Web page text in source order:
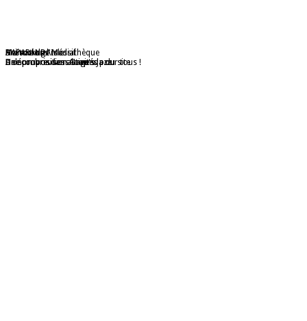
Maison de l'Isle
De nombreuses activités pour tous !
Destockage Massif
Une proposition Grap's
Animations médiathèque
A découvrir dans l'agenda du site
HAPARANDA
Une proposition Auvers Jazz